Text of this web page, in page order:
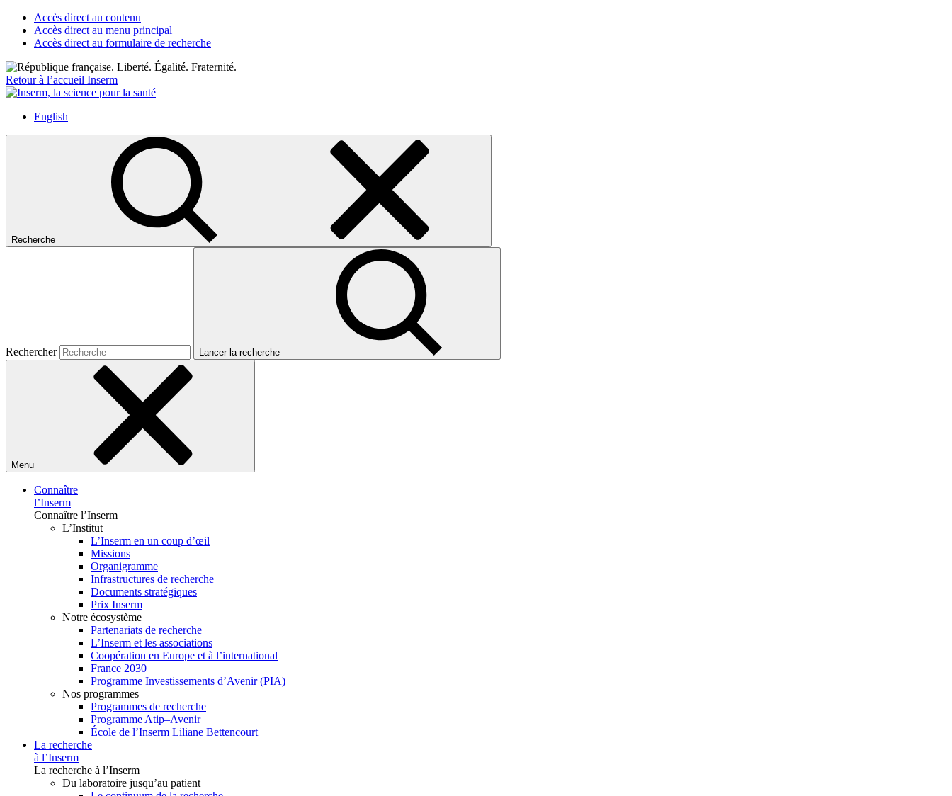
Accès direct au contenu
Accès direct au menu principal
Accès direct au formulaire de recherche
Retour à l’accueil Inserm
English
Recherche
Rechercher Lancer la recherche
Menu
Connaître
l’Inserm
Connaître l’Inserm
L’Institut
L’Inserm en un coup d’œil
Missions
Organigramme
Infrastructures de recherche
Documents stratégiques
Prix Inserm
Notre écosystème
Partenariats de recherche
L’Inserm et les associations
Coopération en Europe et à l’international
France 2030
Programme Investissements d’Avenir (PIA)
Nos programmes
Programmes de recherche
Programme Atip–Avenir
École de l’Inserm Liliane Bettencourt
La recherche
à l’Inserm
La recherche à l’Inserm
Du laboratoire jusqu’au patient